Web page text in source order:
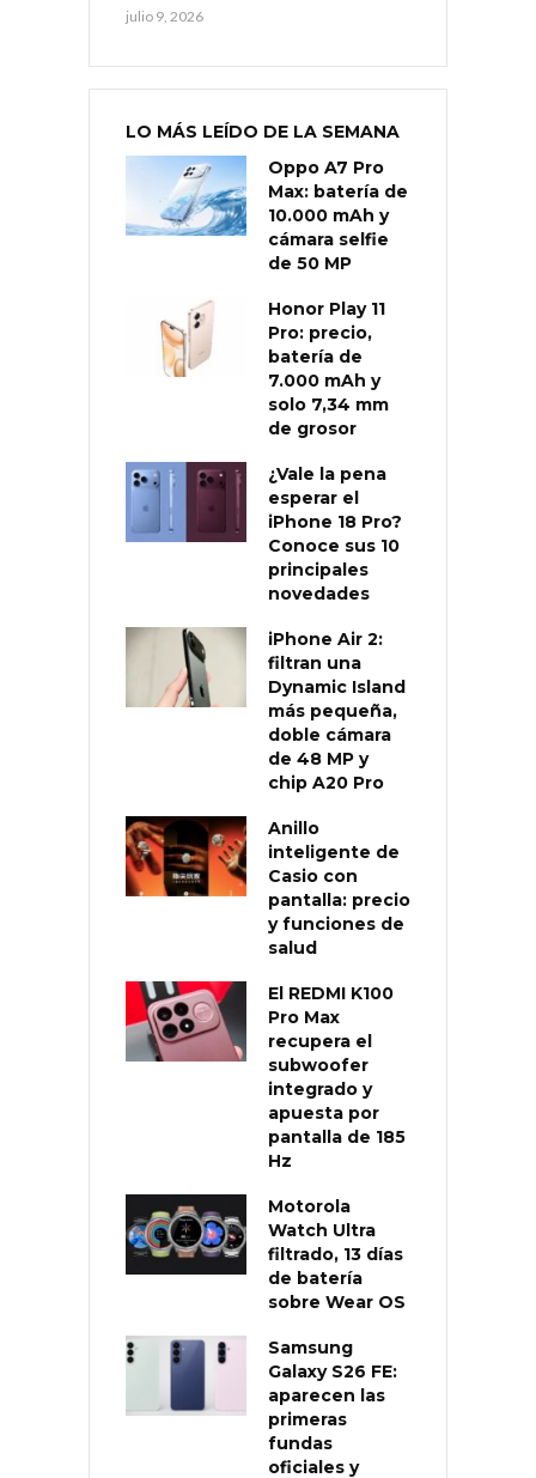
julio 9, 2026
LO MÁS LEÍDO DE LA SEMANA
Oppo A7 Pro
Max: batería de
10.000 mAh y
cámara selfie
de 50 MP
Honor Play 11
Pro: precio,
batería de
7.000 mAh y
solo 7,34 mm
de grosor
¿Vale la pena
esperar el
iPhone 18 Pro?
Conoce sus 10
principales
novedades
iPhone Air 2:
filtran una
Dynamic Island
más pequeña,
doble cámara
de 48 MP y
chip A20 Pro
Anillo
inteligente de
Casio con
pantalla: precio
y funciones de
salud
El REDMI K100
Pro Max
recupera el
subwoofer
integrado y
apuesta por
pantalla de 185
Hz
Motorola
Watch Ultra
filtrado, 13 días
de batería
sobre Wear OS
Samsung
Galaxy S26 FE:
aparecen las
primeras
fundas
oficiales y